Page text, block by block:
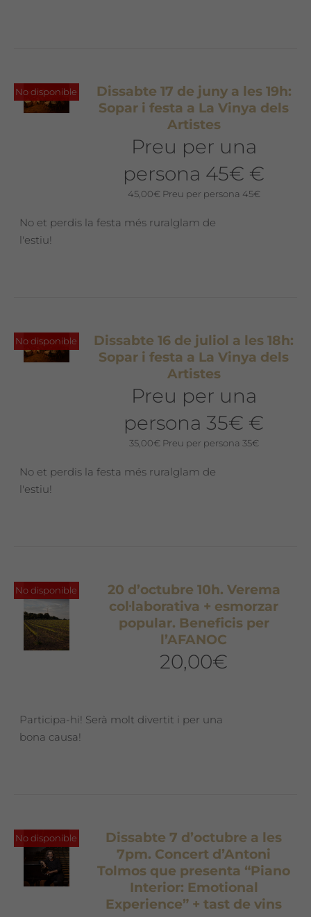
No disponible
Dissabte 17 de juny a les 19h:
Sopar i festa a La Vinya dels
Artistes
Preu per una
persona 45€ €
45,00€ Preu per persona 45€
No et perdis la festa més ruralglam de
l'estiu!
No disponible
Dissabte 16 de juliol a les 18h:
Sopar i festa a La Vinya dels
Artistes
Preu per una
persona 35€ €
35,00€ Preu per persona 35€
No et perdis la festa més ruralglam de
l'estiu!
No disponible
20 d’octubre 10h. Verema
col·laborativa + esmorzar
popular. Beneficis per
l’AFANOC
20,00€
Participa-hi! Serà molt divertit i per una
bona causa!
No disponible
Dissabte 7 d’octubre a les
7pm. Concert d’Antoni
Tolmos que presenta “Piano
Interior: Emotional
Experience” + tast de vins